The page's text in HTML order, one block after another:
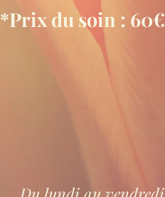
*Prix du soin : 60€